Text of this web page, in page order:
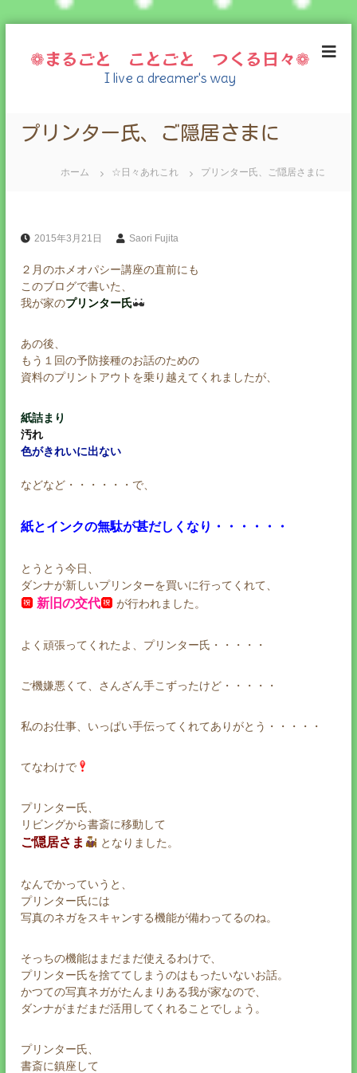
❁まるごと ことごと つくる日々❁
I live a dreamer's way
プリンター氏、ご隠居さまに
ホーム ☆日々あれこれ プリンター氏、ご隠居さまに
2015年3月21日 Saori Fujita
２月のホメオパシー講座の直前にも
このブログで書いた、
我が家のプリンター氏
あの後、
もう１回の予防接種のお話のための
資料のプリントアウトを乗り越えてくれましたが、
紙詰まり
汚れ
色がきれいに出ない
などなど・・・・・・で、
紙とインクの無駄が甚だしくなり・・・・・・
とうとう今日、
ダンナが新しいプリンターを買いに行ってくれて、
新旧の交代 が行われました。
よく頑張ってくれたよ、プリンター氏・・・・・
ご機嫌悪くて、さんざん手こずったけど・・・・・
私のお仕事、いっぱい手伝ってくれてありがとう・・・・・
てなわけで
プリンター氏、
リビングから書斎に移動して
ご隠居さま となりました。
なんでかっていうと、
プリンター氏には
写真のネガをスキャンする機能が備わってるのね。
そっちの機能はまだまだ使えるわけで、
プリンター氏を捨ててしまうのはもったいないお話。
かつての写真ネガがたんまりある我が家なので、
ダンナがまだまだ活用してくれることでしょう。
プリンター氏、
書斎に鎮座して